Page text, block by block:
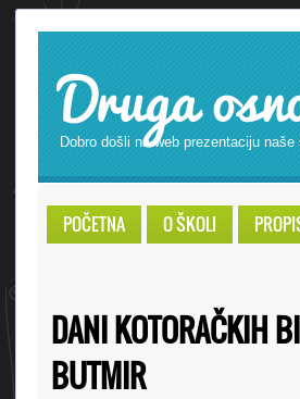
Druga
Dobro došli na web prezentaciju
POČETNA O ŠKOLI
DANI KOTORAČKIH
BUTMIR